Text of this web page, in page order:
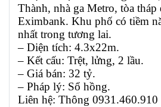
Thành, nhà ga Metro, tòa
Eximbank. Khu phố có tiềm
nhất trong tương lai.
– Diện tích: 4.3x22m.
– Kết cấu: Trệt, lửng, 2 lầu.
– Giá bán: 32 tỷ.
– Pháp lý: Sổ hồng.
Liên hệ: Thông 0931.460.910